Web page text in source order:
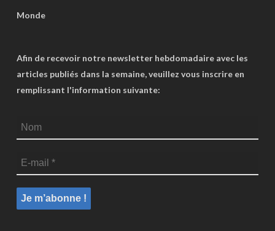
Monde
Afin de recevoir notre newsletter hebdomadaire avec les
articles publiés dans la semaine, veuillez vous inscrire en
remplissant l'information suivante: